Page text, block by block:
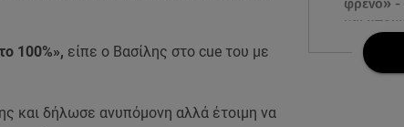
φρένο» -
και
06.08.26 , 16:57
100%», είπε ο Βασίλης στο cue του με
και δήλωσε ανυπόμονη αλλά έτοιμη να